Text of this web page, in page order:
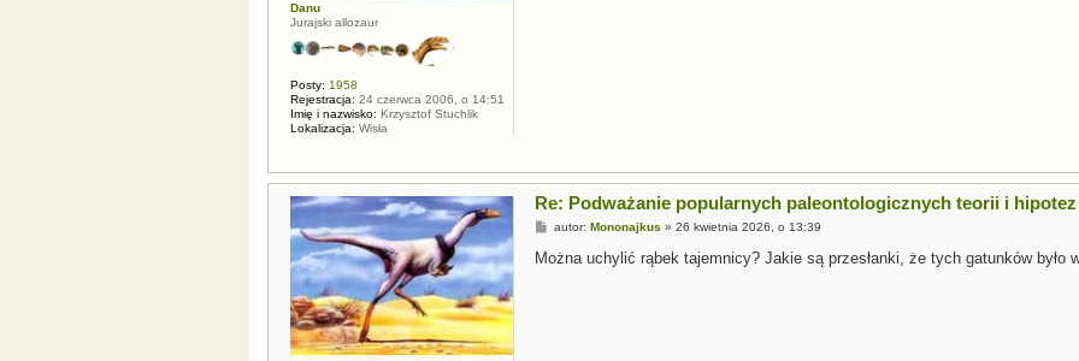
Danu
Jurajski allozaur
Posty: 1958
Rejestracja: 24 czerwca 2006, o 14:51
Imię i nazwisko: Krzysztof Stuchlik
Lokalizacja: Wisła
Re: Podważanie popularnych paleontologicznych teorii i hipotez
P
s
autor: Mononajkus » 26 kwietnia 2026, o 13:39
Można uchylić rąbek tajemnicy? Jakie są przesłanki, że tych gatunków było